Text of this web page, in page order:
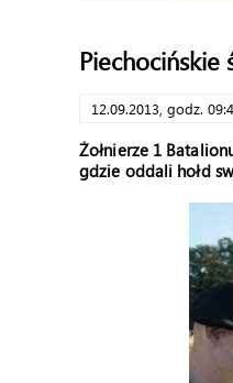
Piechocińskie
12.09.2013, godz.
Żołnierze 1
gdzie oddali hołd